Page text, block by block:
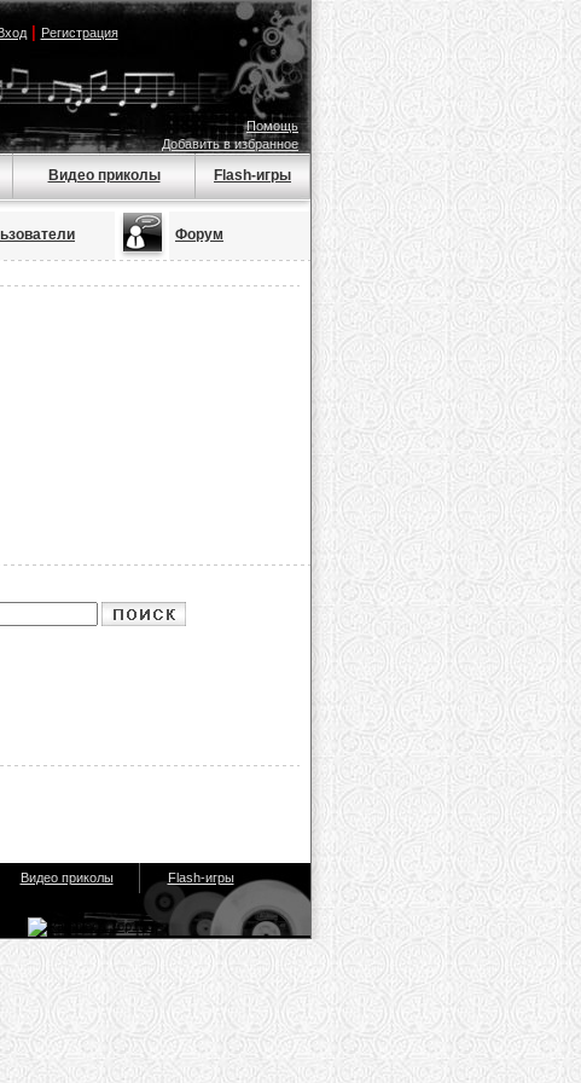
| Регистрация
Помощь
Добавить в избранное
Видео приколы Flash-игры
Форум
Видео приколы
Flash-игры